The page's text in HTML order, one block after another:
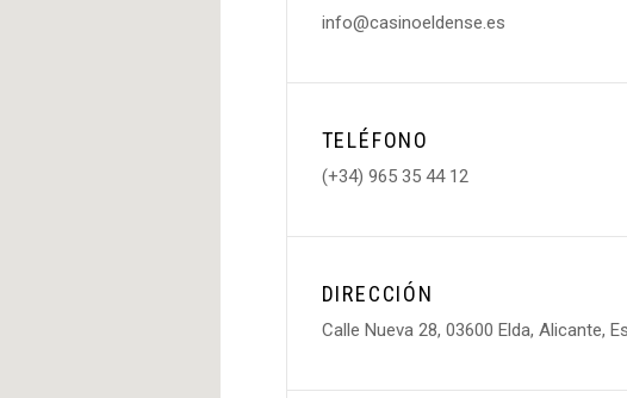
info@casinoeldense.es
TELÉFONO
(+34) 965 35 44 12
DIRECCIÓN
Calle Nueva 28, 03600 Elda, Alicante,